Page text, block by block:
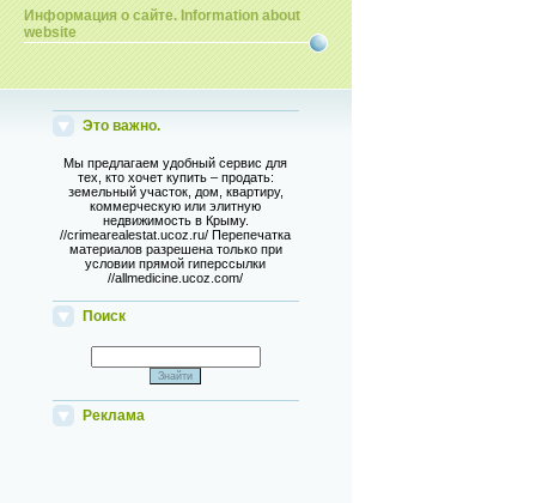
Информация о сайте. Information about
website
Это важно.
Мы предлагаем удобный сервис для
тех, кто хочет купить – продать:
земельный участок, дом, квартиру,
коммерческую или элитную
недвижимость в Крыму.
//crimearealestat.ucoz.ru/ Перепечатка
материалов разрешена только при
условии прямой гиперссылки
//allmedicine.ucoz.com/
Поиск
Реклама